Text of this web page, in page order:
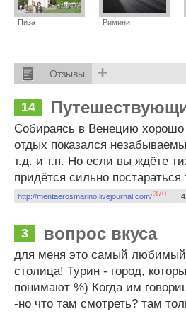
Пиза Римини
Отзывы +
14
Собираясь в Венецию хорошо
отдых показался
т.д. и т.п. Но если вы ждёте
придётся сильно
http://mentaerosmarino.livejournal.com/370 |
3 вопрос вкуса
для меня это самый любимый
столица! Турин - город,
понимают %) Когда им
-но что там смотреть? там